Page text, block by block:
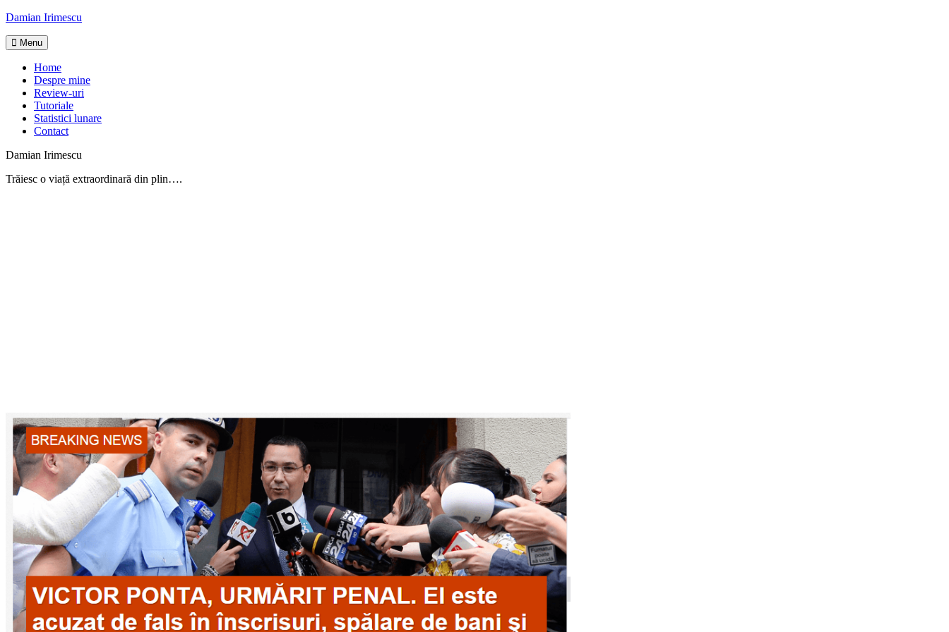
Skip
content
Damian Irimescu
Menu
Home
Despre mine
Review-uri
Tutoriale
Statistici lunare
Contact
Damian Irimescu
Trăiesc o viață extraordinară din plin….